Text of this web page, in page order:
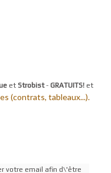
et Strobist- GRATUITS! et
(contrats, tableaux...).
votre email afin d\'être